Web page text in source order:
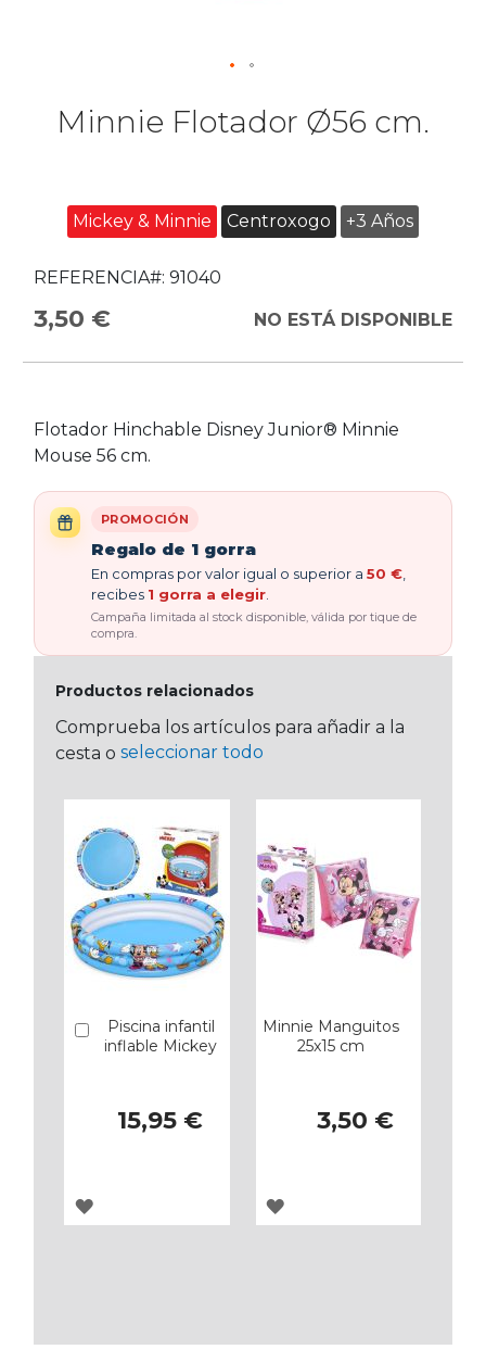
Minnie Flotador Ø56 cm.
Mickey & Minnie Centroxogo +3 Años
REFERENCIA#: 91040
3,50 € NO ESTÁ DISPONIBLE
Flotador Hinchable Disney Junior® Minnie
Mouse 56 cm.
PROMOCIÓN
Regalo de 1 gorra
En compras por valor igual o superior a 50 €
recibes 1 gorra a elegir
Campaña limitada al stock disponible, válida por tique de
compra.
Productos relacionados
Comprueba los artículos para añadir a la
cesta o seleccionar todo
Piscina infantil
inflable Mickey
15,95 €
Añadir
AGREGAR
Minnie Manguitos
25x15 cm
3,50 €
AGREGAR